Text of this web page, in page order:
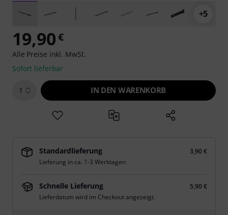
+5
19,90€
Alle Preise inkl. MwSt.
Sofort lieferbar
1 IN DEN WARENKORB
Standardlieferung
3,90 €
Lieferung in ca. 1-3 Werktagen
Schnelle Lieferung
5,90 €
Lieferdatum wird im Checkout angezeigt.